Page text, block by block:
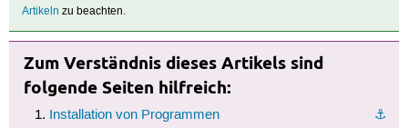
Artikeln zu beachten.
Zum Verständnis dieses Artikels sind
folgende Seiten hilfreich:
⚓︎
Installation von Programmen